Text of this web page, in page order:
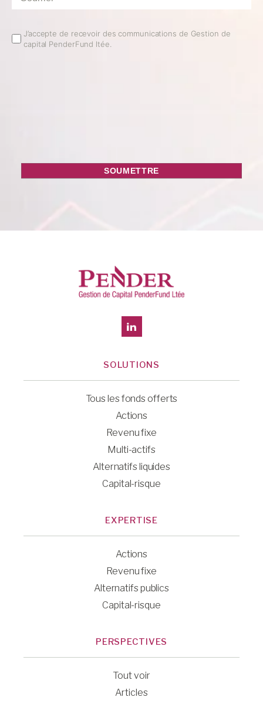
Email
Opt
J’accepte de recevoir des communications de Gestion de
capital PenderFund ltée.
SOLUTIONS
Tous les fonds offerts
Actions
Revenu fixe
Multi-actifs
Alternatifs liquides
Capital-risque
EXPERTISE
Actions
Revenu fixe
Alternatifs publics
Capital-risque
PERSPECTIVES
Tout voir
Articles